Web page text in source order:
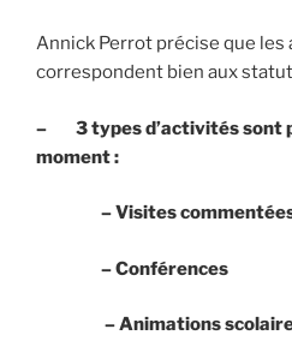
Annick Perrot précise que les
correspondent bien aux
– 3 types d’activités sont
moment :
– Visites
– Conférences
– Animations scolaires